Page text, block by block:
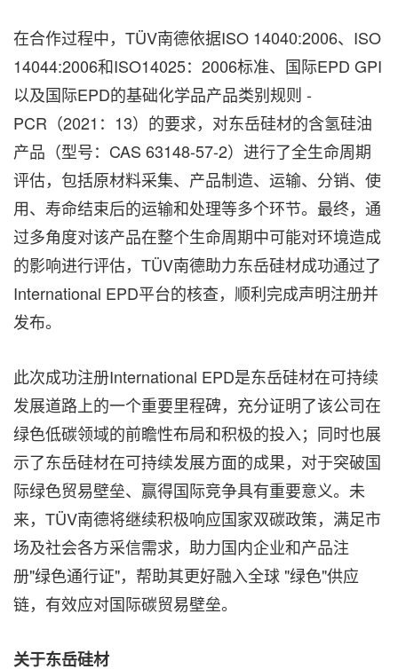
在合作过程中，TÜV南德依据ISO 14040:2006、ISO
14044:2006和ISO14025：2006标准、国际EPD GPI
以及国际EPD的基础化学品产品类别规则 -
PCR（2021：13）的要求，对东岳硅材的含氢硅油
产品（型号：CAS 63148-57-2）进行了全生命周期
评估，包括原材料采集、产品制造、运输、分销、使
用、寿命结束后的运输和处理等多个环节。最终，通
过多角度对该产品在整个生命周期中可能对环境造成
的影响进行评估，TÜV南德助力东岳硅材成功通过了
International EPD平台的核查，顺利完成声明注册并
发布。
此次成功注册International EPD是东岳硅材在可持续
发展道路上的一个重要里程碑，充分证明了该公司在
绿色低碳领域的前瞻性布局和积极的投入；同时也展
示了东岳硅材在可持续发展方面的成果，对于突破国
际绿色贸易壁垒、赢得国际竞争具有重要意义。未
来，TÜV南德将继续积极响应国家双碳政策，满足市
场及社会各方采信需求，助力国内企业和产品注
册"绿色通行证"，帮助其更好融入全球 "绿色"供应
链，有效应对国际碳贸易壁垒。
关于东岳硅材